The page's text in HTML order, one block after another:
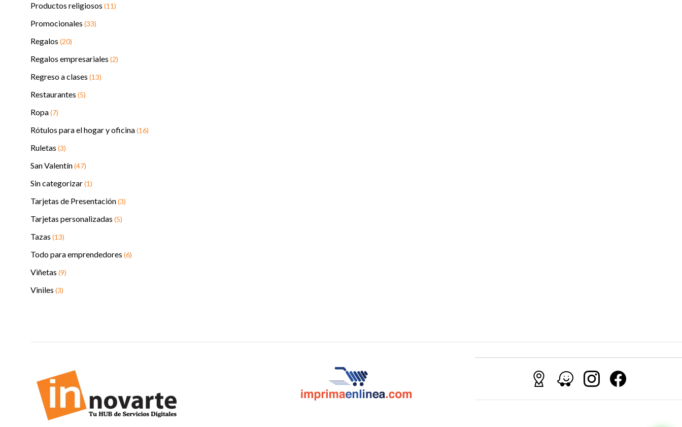
Productos religiosos (11)
Promocionales (33)
Regalos (20)
Regalos empresariales (2)
Regreso a clases (13)
Restaurantes (5)
Ropa(7)
Rótulos para el hogar y oficina(16)
Ruletas (3)
San Valentín(47)
Sin categorizar(1)
Tarjetas de Presentación(3)
Tarjetas personalizadas (5)
Tazas (13)
Todo para emprendedores (6)
Viñetas (9)
Viniles (3)